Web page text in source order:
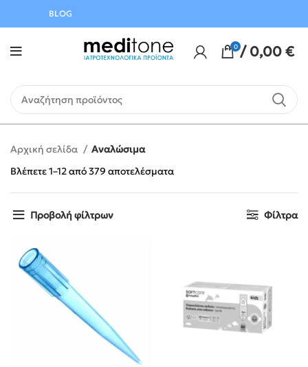
BLOG
0 / 0,00€
Αρχική σελίδα
Αναλώσιμα
Βλέπετε 1–12 από 379 αποτελέσματα
Προβολή φίλτρων Φίλτρα
Αυγούστου